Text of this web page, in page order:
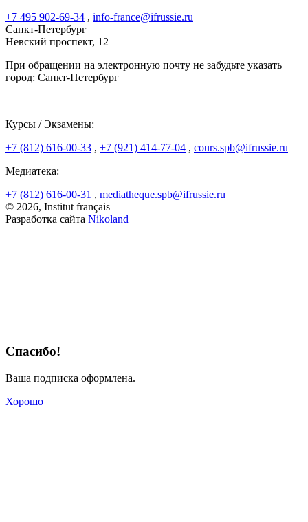
+7 495 902-69-34 , info-france@ifrussie.ru
Санкт-Петербург
Невский проспект, 12
При обращении на электронную почту не забудьте указать
город: Санкт-Петербург
Курсы / Экзамены:
+7 (812) 616-00-33 , +7 (921) 414-77-04 , cours.spb@ifrussie.ru
Медиатека:
+7 (812) 616-00-31 , mediatheque.spb@ifrussie.ru
© 2026, Institut français
Разработка сайта Nikoland
Спасибо!
Ваша подписка оформлена.
Хорошо